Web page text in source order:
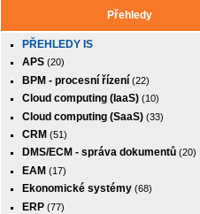
Přehledy
PŘEHLEDY IS
APS (20)
BPM - procesní řízení (22)
Cloud computing (IaaS) (10)
Cloud computing (SaaS) (33)
CRM (51)
DMS/ECM - správa dokumentů (20)
EAM (17)
Ekonomické systémy (68)
ERP (77)